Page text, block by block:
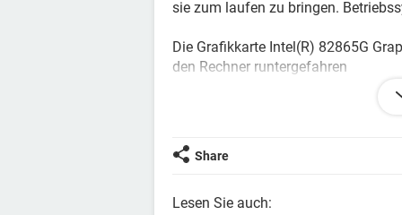
sie zum laufen zu bringen.
Die Grafikkarte Intel(R) 82865G
den Rechner runtergefahren
Keine Anzeige , Bildschirm ist
Share
Lesen Sie auch: